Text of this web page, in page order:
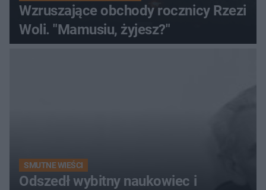
Wzruszające obchody rocznicy Rzezi
Woli. "Mamusiu, żyjesz?"
SMUTNE WIEŚCI
Odszedł wybitny naukowiec i